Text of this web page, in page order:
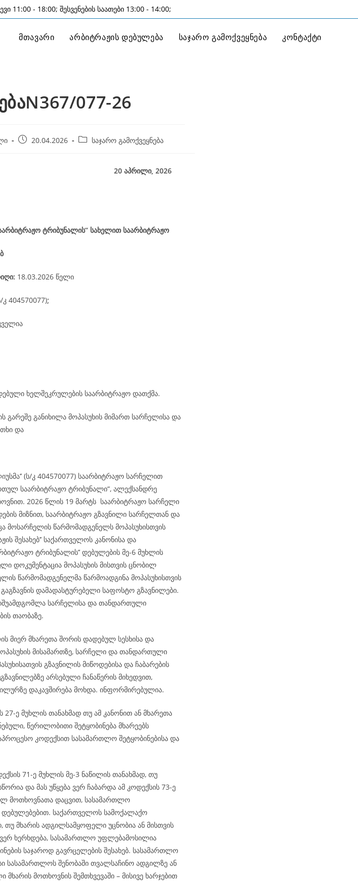
11:00 - 18:00; შესვენების საათები 13:00 - 14:00;
მთავარი არბიტრაჟის დებულება საჯარო გამოქვეყნება კონტაქტი
077-26
Post 20.04.2026
Post საჯარო გამოქვეყნება
2026
ტრიბუნალის“ სახელით საარბიტრაჟო
: 18.03.2026 წელი
404570077);
ხელშეკრულების საარბიტრაჟო დათქმა.
გარეშე განიხილა მოპასუხის მიმართ სარჩელისა და
და
(ს/კ 404570077) საარბიტრაჟო სარჩელით
საარბიტრაჟო ტრიბუნალი“, ალექსანდრე
2026 წლის 19 მარტს საარბიტრაჟო სარჩელი
მიზნით, საარბიტრაჟო გზავნილი სარჩელთან და
წარმომადგენელს მოპასუხისთვის
შესახებ’’ საქართველოს კანონისა და
ტრიბუნალის’’ დებულების მე-6 მუხლის
დოკუმენტაცია მოპასუხის მისთვის ცნობილ
წარმომადგენელმა წარმოადგინა მოპასუხისთვის
დამადასტურებელი საფოსტო გზავნილები.
სარჩელისა და თანდართული
თაობაზე.
მიერ მხარეთა შორის დადებულ სესხისა და
მისამართზე, სარჩელი და თანდართული
გზავნილის მიწოდებისა და ჩაბარების
არსებული ჩანაწერის მიხედვით,
დაკავშირება მოხდა. ინფორმირებულია.
27-ე მუხლის თანახმად თუ ამ კანონით ან მხარეთა
წერილობითი შეტყობინება მხარეებს
კოდექსით სასამართლო შეტყობინებისა და
71-ე მუხლის მე-3 ნაწილის თანახმად, თუ
და მას უწყება ვერ ჩაბარდა ამ კოდექსის 73-ე
მოთხოვნათა დაცვით, სასამართლო
საქართველოს სამოქალაქო
თუ მხარის ადგილსამყოფელი უცნობია ან მისთვის
ვერ ხერხდება, სასამართლო უფლებამოსილია
საჯაროდ გავრცელების შესახებ. სასამართლო
სასამართლოს შენობაში თვალსაჩინო ადგილზე ან
მოთხოვნის შემთხვევაში – მისივე ხარჯებით